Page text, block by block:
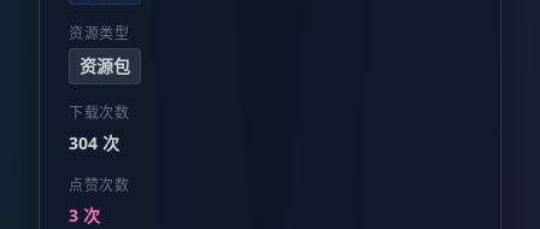
资源类型
资源包
下载次数
304 次
点赞次数
3 次